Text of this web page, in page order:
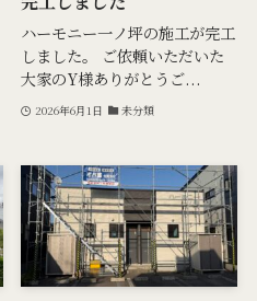
ハーモニー一ノ坪の施工が完工
しました。 ご依頼いただいた
大家のY様ありがとうご...
2026年6月1日 未分類